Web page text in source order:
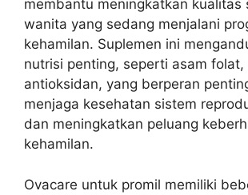
membantu meningkatkan kualitas
wanita yang sedang menjalani
kehamilan. Suplemen ini
nutrisi penting, seperti asam
antioksidan, yang berperan
menjaga kesehatan sistem
dan meningkatkan peluang
kehamilan.
Ovacare untuk promil memiliki